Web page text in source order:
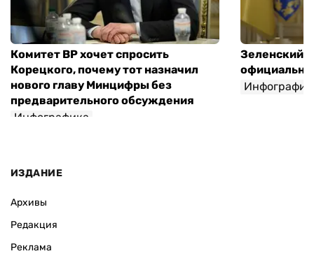
Комитет ВР хочет спросить
Корецкого, почему тот назначил
нового главу Минцифры без
предварительного обсуждения
Инфографика
Зеленский
ИЗДАНИЕ
Архивы
Редакция
Реклама